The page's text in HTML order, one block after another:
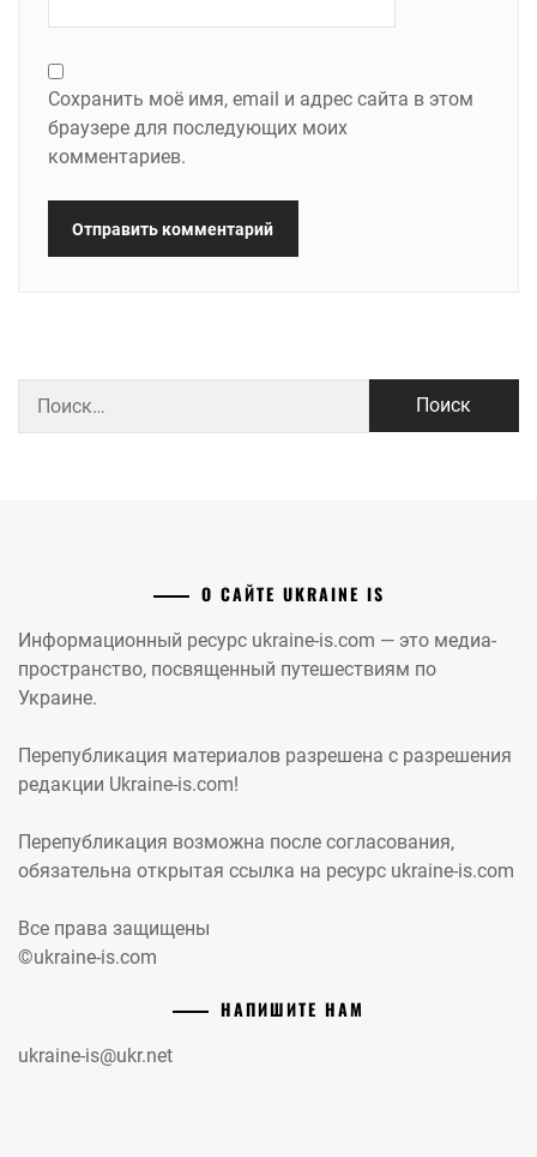
Сохранить моё имя, email и адрес сайта в этом
браузере для последующих моих
комментариев.
О САЙТЕ UKRAINE IS
Информационный ресурс ukraine-is.com — это медиа-
пространство, посвященный путешествиям по
Украине.
Перепубликация материалов разрешена с разрешения
редакции Ukraine-is.com!
Перепубликация возможна после согласования,
обязательна открытая ссылка на ресурс ukraine-is.com
Все права защищены
©ukraine-is.com
НАПИШИТЕ НАМ
ukraine-is@ukr.net